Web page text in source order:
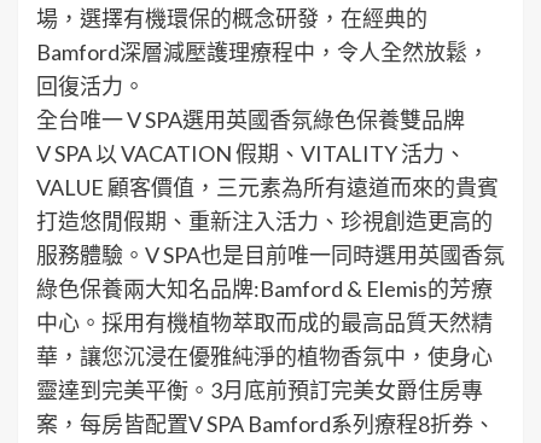
場，選擇有機環保的概念研發，在經典的
Bamford深層減壓護理療程中，令人全然放鬆，
回復活力。
全台唯一 V SPA選用英國香氛綠色保養雙品牌
V SPA 以 VACATION 假期、VITALITY 活力、
VALUE 顧客價值，三元素為所有遠道而來的貴賓
打造悠閒假期、重新注入活力、珍視創造更高的
服務體驗。V SPA也是目前唯一同時選用英國香氛
綠色保養兩大知名品牌:Bamford & Elemis的芳療
中心。採用有機植物萃取而成的最高品質天然精
華，讓您沉浸在優雅純淨的植物香氛中，使身心
靈達到完美平衡。3月底前預訂完美女爵住房專
案，每房皆配置V SPA Bamford系列療程8折券、